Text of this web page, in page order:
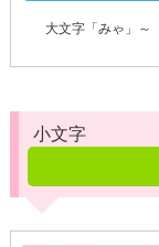
大文字「みゃ」～
小文字